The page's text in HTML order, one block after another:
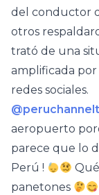
del conductor
otros
trató de una
amplificada
redes sociales.
aeropuerto
parece que lo
Perú !
panetones